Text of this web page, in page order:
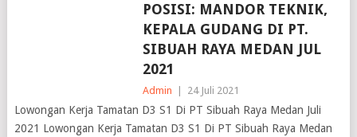
KEPALA GUDANG DI PT.
SIBUAH RAYA MEDAN JUL
2021
Admin
Lowongan Kerja Tamatan D3 S1 Di PT Sibuah Raya Medan Juli
2021 Lowongan Kerja Tamatan D3 S1 Di PT Sibuah Raya Medan
Juli 2021 – PT. Sibuah Raya